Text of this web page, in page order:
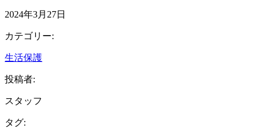
2024年3月27日
カテゴリー:
生活保護
投稿者:
スタッフ
タグ: